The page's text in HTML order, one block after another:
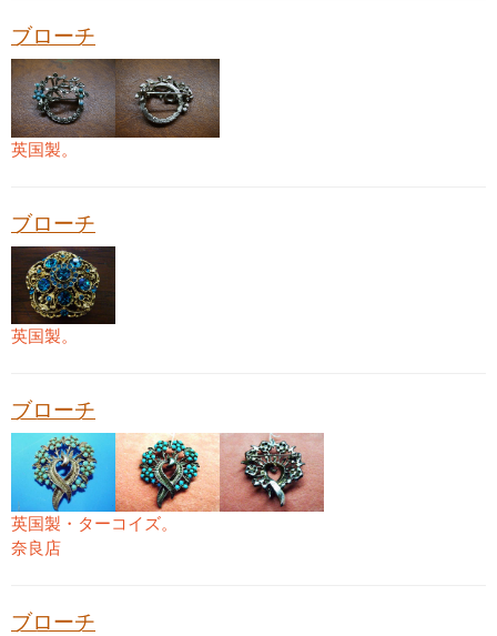
ブローチ
英国製。
ブローチ
英国製。
ブローチ
英国製・ターコイズ。
奈良店
ブローチ